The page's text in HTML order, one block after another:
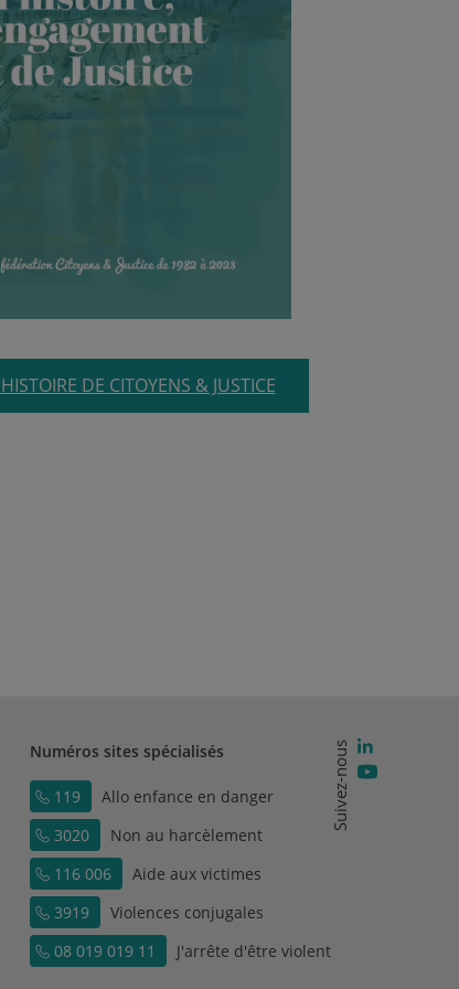
DE CITOYENS & JUSTICE
Numéros sites spécialisés
119
Allo enfance en danger
3020
Non au harcèlement
116 006
Aide aux victimes
3919
Violences conjugales
08 019 019 11
J'arrête d'être violent
Suivez-nous